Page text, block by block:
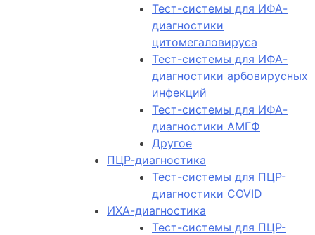
Тест-системы для ИФА-
диагностики
цитомегаловируса
Тест-системы для ИФА-
диагностики арбовирусных
инфекций
Тест-системы для ИФА-
диагностики АМГФ
Другое
ПЦР-диагностика
Тест-системы для ПЦР-
диагностики COVID
ИХА-диагностика
Тест-системы для ПЦР-